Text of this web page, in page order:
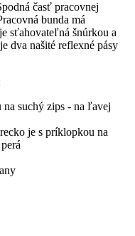
časť pracovnej
bunda má
sťahovateľná šnúrkou a
dva našité reflexné pásy
suchý zips - na ľavej
je s príklopkou na